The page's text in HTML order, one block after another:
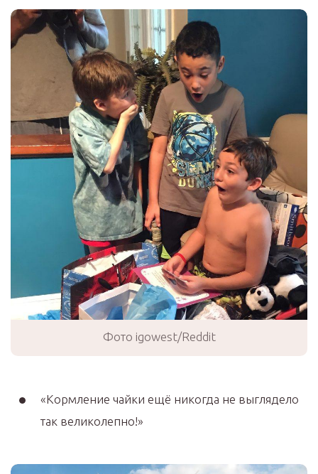
Фото igowest/Reddit
«Кормление чайки ещё никогда не выглядело
так великолепно!»